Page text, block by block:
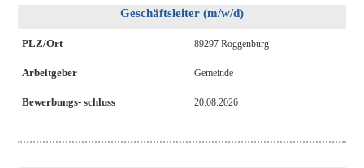
Geschäftsleiter (m/w/d)
PLZ/Ort
Arbeitgeber
Bewerbungs- schluss
89297 Roggenburg
Gemeinde
20.08.2026